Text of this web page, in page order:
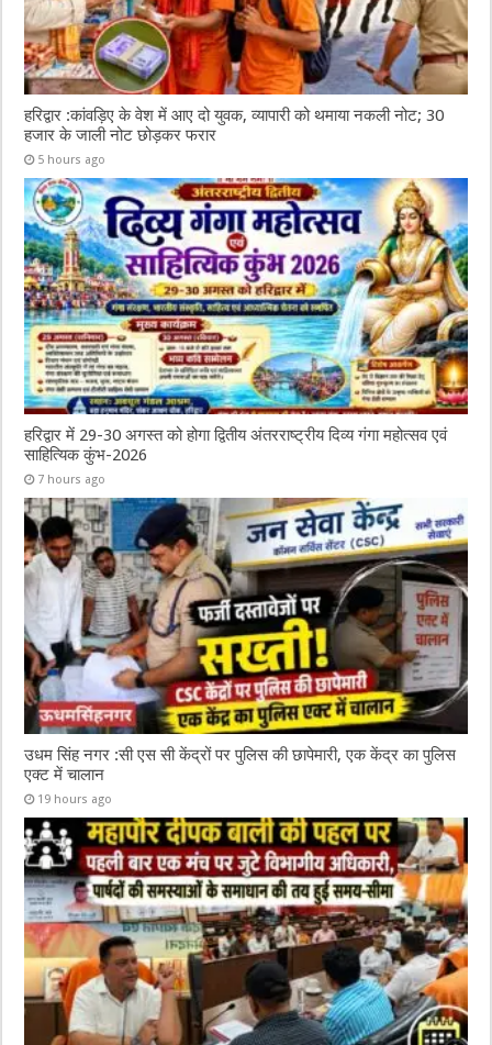
हरिद्वार :कांवड़िए के वेश में आए दो युवक, व्यापारी को थमाया नकली नोट; 30
हजार के जाली नोट छोड़कर फरार
5 hours ago
हरिद्वार में 29-30 अगस्त को होगा द्वितीय अंतरराष्ट्रीय दिव्य गंगा महोत्सव एवं
साहित्यिक कुंभ-2026
7 hours ago
उधम सिंह नगर :सी एस सी केंद्रों पर पुलिस की छापेमारी, एक केंद्र का पुलिस
एक्ट में चालान
19 hours ago